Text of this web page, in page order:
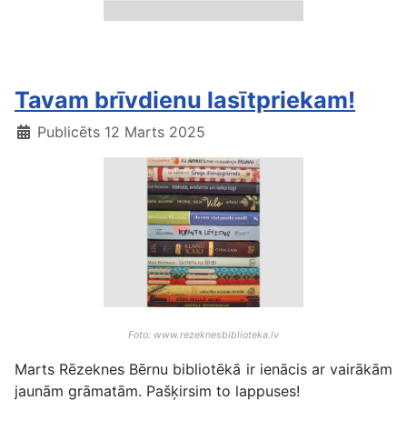
Tavam brīvdienu lasītpriekam!
Publicēts 12 Marts 2025
Foto: www.rezeknesbiblioteka.lv
Marts Rēzeknes Bērnu bibliotēkā ir ienācis ar vairākām
jaunām grāmatām. Pašķirsim to lappuses!